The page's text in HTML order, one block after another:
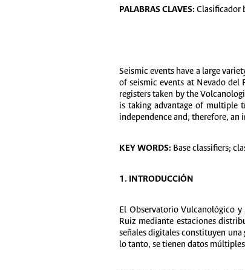
PALABRAS CLAVES: Clasificador
Seismic events have a large
of seismic events at Nevado
registers taken by the
is taking advantage of multiple
independence and, therefore, an
KEY WORDS: Base classifiers;
1. INTRODUCCIÓN
El Observatorio Vulcanológico
Ruiz mediante estaciones
señales digitales constituyen una
lo tanto, se tienen datos